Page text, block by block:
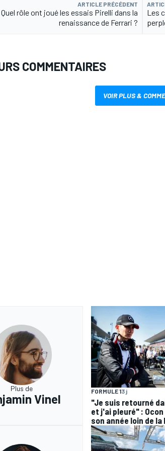
ARTICLE PRÉCÉDENT
Quel rôle ont joué les essais Pirelli dans la
renaissance de Ferrari ?
Les
COMMENTAIRES
VOIR PLUS &
Plus de
Vinel
FORMULE 13 j
"Je suis retourné
et j'ai pleuré" :
son année loin de la